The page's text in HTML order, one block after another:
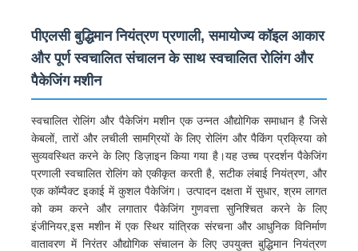
पीएलसी बुद्धिमान नियंत्रण प्रणाली, समायोज्य कॉइल आकार
और पूर्ण स्वचालित संचालन के साथ स्वचालित रोलिंग और
पैकेजिंग मशीन
स्वचालित रोलिंग और पैकेजिंग मशीन एक उन्नत औद्योगिक समाधान है जिसे
केबलों, तारों और लचीली सामग्रियों के लिए रोलिंग और पैकिंग प्रक्रिया को
सुव्यवस्थित करने के लिए डिज़ाइन किया गया है।यह उच्च प्रदर्शन पैकेजिंग
प्रणाली स्वचालित रोलिंग को एकीकृत करती है, सटीक लंबाई नियंत्रण, और
एक कॉम्पैक्ट इकाई में कुशल पैकेजिंग। उत्पादन दक्षता में सुधार, श्रम लागत
को कम करने और लगातार पैकेजिंग गुणवत्ता सुनिश्चित करने के लिए
इंजीनियर,इस मशीन में एक स्थिर यांत्रिक संरचना और आधुनिक विनिर्माण
वातावरण में निरंतर औद्योगिक संचालन के लिए उपयुक्त बुद्धिमान नियंत्रण